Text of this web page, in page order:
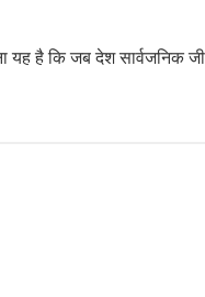
है कि जब देश सार्वजनिक